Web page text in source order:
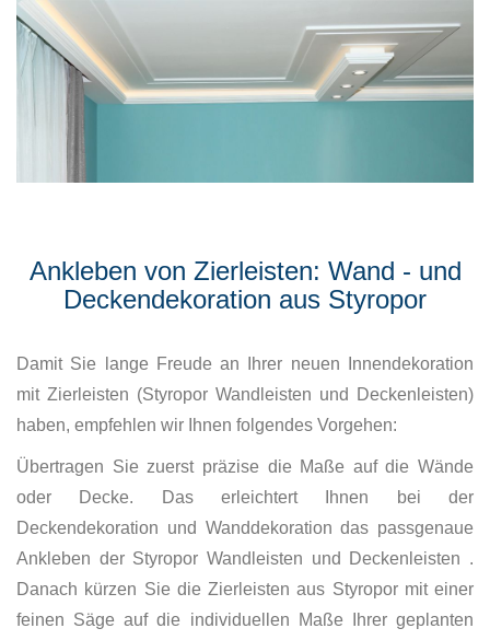
Ankleben von Zierleisten: Wand - und
Deckendekoration aus Styropor
Damit Sie lange Freude an Ihrer neuen Innendekoration
mit Zierleisten (Styropor Wandleisten und Deckenleisten)
haben, empfehlen wir Ihnen folgendes Vorgehen:
Übertragen Sie zuerst präzise die Maße auf die Wände
oder Decke. Das erleichtert Ihnen bei der
Deckendekoration und Wanddekoration das passgenaue
Ankleben der Styropor Wandleisten und Deckenleisten .
Danach kürzen Sie die Zierleisten aus Styropor mit einer
feinen Säge auf die individuellen Maße Ihrer geplanten